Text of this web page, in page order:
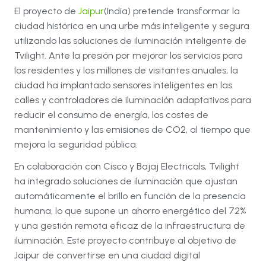
El proyecto de Jaipur(India) pretende transformar la
ciudad histórica en una urbe más inteligente y segura
utilizando las soluciones de iluminación inteligente de
Tvilight. Ante la presión por mejorar los servicios para
los residentes y los millones de visitantes anuales, la
ciudad ha implantado sensores inteligentes en las
calles y controladores de iluminación adaptativos para
reducir el consumo de energía, los costes de
mantenimiento y las emisiones de CO2, al tiempo que
mejora la seguridad pública.
En colaboración con Cisco y Bajaj Electricals, Tvilight
ha integrado soluciones de iluminación que ajustan
automáticamente el brillo en función de la presencia
humana, lo que supone un ahorro energético del 72%
y una gestión remota eficaz de la infraestructura de
iluminación. Este proyecto contribuye al objetivo de
Jaipur de convertirse en una ciudad digital